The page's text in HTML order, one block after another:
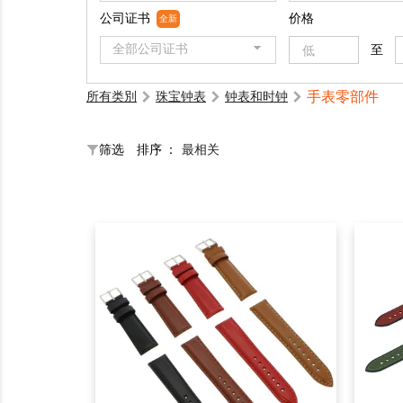
公司证书 全新
全部公司证书
价格
至
所有类別 珠宝钟表 钟表和时钟 手表零部件
筛选 排序 ： 最相关